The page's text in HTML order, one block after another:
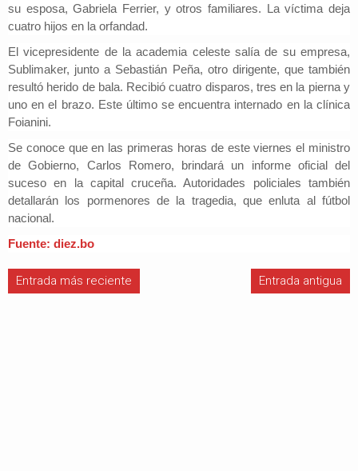
su esposa, Gabriela Ferrier, y otros familiares. La víctima deja
cuatro hijos en la orfandad.
El vicepresidente de la academia celeste salía de su empresa,
Sublimaker, junto a Sebastián Peña, otro dirigente, que también
resultó herido de bala. Recibió cuatro disparos, tres en la pierna y
uno en el brazo. Este último se encuentra internado en la clínica
Foianini.
Se conoce queen las primeras horas de este viernes el ministro
de Gobierno, Carlos Romero, brindará un informe oficial del
suceso en la capital cruceña. Autoridades policiales también
detallarán los pormenores de la tragedia, que enluta al fútbol
nacional.
Fuente: diez.bo
Entrada más reciente Entrada antigua